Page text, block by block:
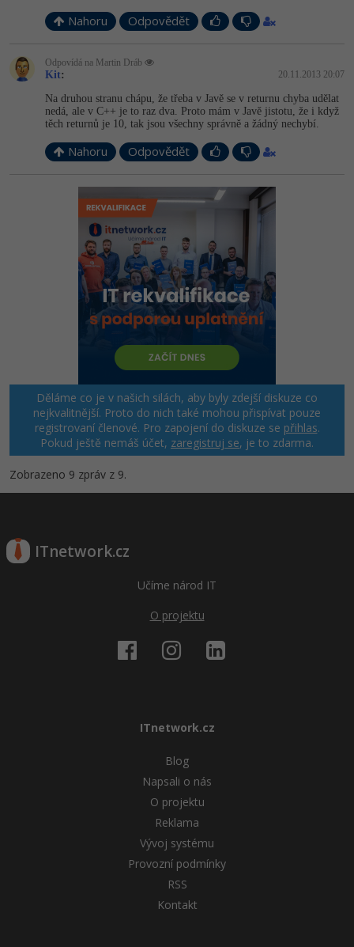
Nahoru Odpovědět
Odpovídá na Martin Dráb
Kit: 20.11.2013 20:07
Na druhou stranu chápu, že třeba v Javě se v returnu chyba udělat
nedá, ale v C++ je to raz dva. Proto mám v Javě jistotu, že i když
těch returnů je 10, tak jsou všechny správně a žádný nechybí.
Nahoru Odpovědět
Děláme co je v našich silách, aby byly zdejší diskuze co
nejkvalitnější. Proto do nich také mohou přispívat pouze
registrovaní členové. Pro zapojení do diskuze se přihlas.
Pokud ještě nemáš účet, zaregistruj se, je to zdarma.
Zobrazeno 9 zpráv z 9.
ITnetwork.cz
Učíme národ IT
O projektu
ITnetwork.cz
Blog
Napsali o nás
O projektu
Reklama
Vývoj systému
Provozní podmínky
RSS
Kontakt